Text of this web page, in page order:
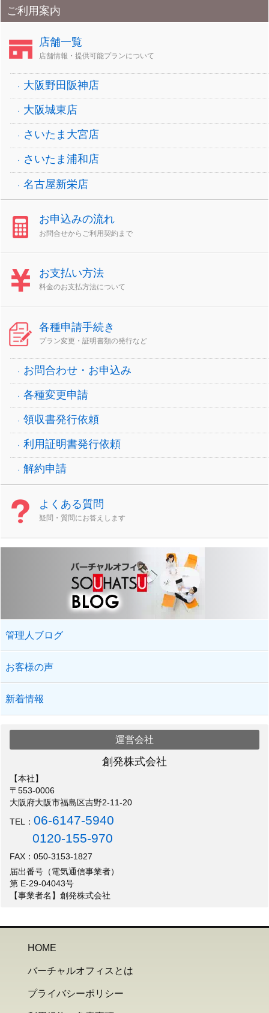
ご利用案内
店舗一覧
店舗情報・提供可能プランについて
大阪野田阪神店
大阪城東店
さいたま大宮店
さいたま浦和店
名古屋新栄店
お申込みの流れ
お問合せからご利用契約まで
お支払い方法
料金のお支払方法について
各種申請手続き
プラン変更・証明書類の発行など
お問合わせ・お申込み
各種変更申請
領収書発行依頼
利用証明書発行依頼
解約申請
よくある質問
疑問・質問にお答えします
管理人ブログ
お客様の声
新着情報
運営会社
創発株式会社
【本社】
〒553-0006
大阪府大阪市福島区吉野2-11-20
TEL：06-6147-5940
0120-155-970
FAX：050-3153-1827
届出番号（電気通信事業者）
第 E-29-04043号
【事業者名】創発株式会社
HOME
バーチャルオフィスとは
プライバシーポリシー